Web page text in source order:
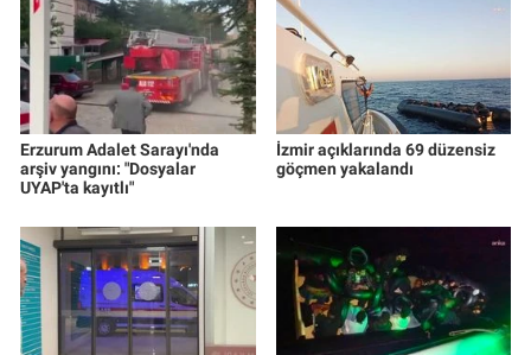
Erzurum Adalet Sarayı'nda
arşiv yangını: "Dosyalar
UYAP'ta kayıtlı"
İzmir açıklarında 69 düzensiz
göçmen yakalandı